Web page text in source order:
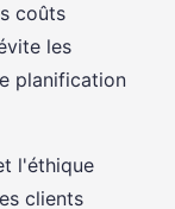
coûts
les
planification
l'éthique
clients